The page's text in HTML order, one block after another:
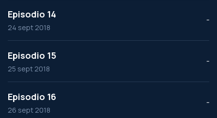
Episodio 14
24 sept 2018
--
Episodio 15
25 sept 2018
--
Episodio 16
26 sept 2018
--